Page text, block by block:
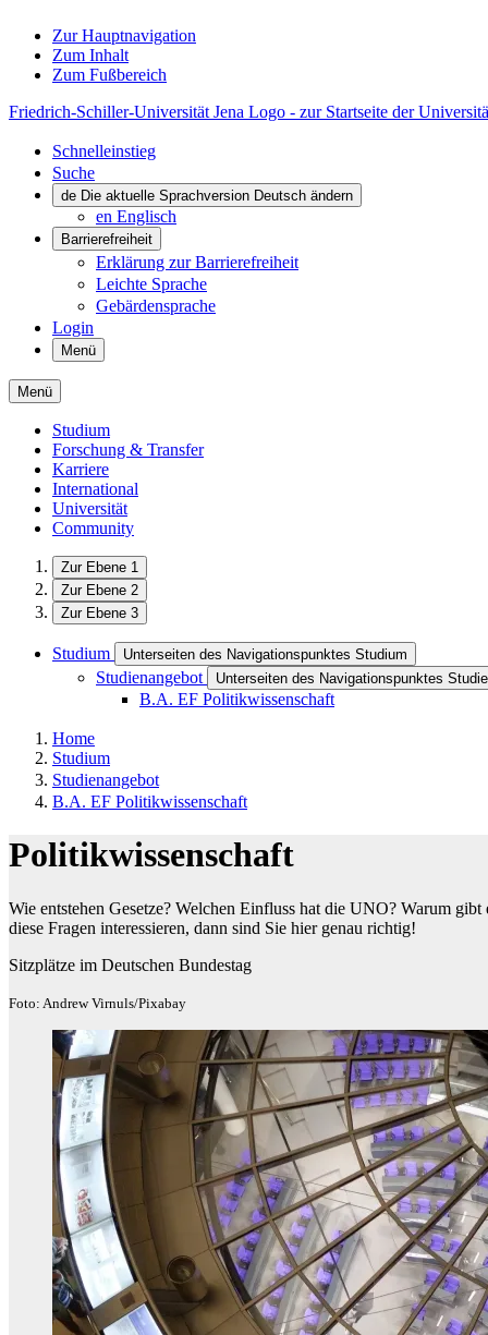
Zur Hauptnavigation
Zum Inhalt
Zum Fußbereich
Friedrich-Schiller-Universität Jena Logo - zur Startseite der
Schnelleinstieg
Suche
de Die aktuelle Sprachversion Deutsch ändern
en Englisch
Barrierefreiheit
Erklärung zur Barrierefreiheit
Leichte Sprache
Gebärdensprache
Login
Menü
Menü
Studium
Forschung & Transfer
Karriere
International
Universität
Community
Zur Ebene 1
Zur Ebene 2
Zur Ebene 3
Studium Unterseiten des Navigationspunktes Studium
Studienangebot Unterseiten des Navigationspunktes
B.A. EF Politikwissenschaft
Home
Studium
Studienangebot
B.A. EF Politikwissenschaft
Politikwissenschaft
Wie entstehen Gesetze? Welchen Einfluss hat die UNO? Warum
diese Fragen interessieren, dann sind Sie hier genau richtig!
Sitzplätze im Deutschen Bundestag
Foto: Andrew Virnuls/Pixabay